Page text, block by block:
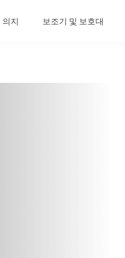
의지 보조기 및 보호대